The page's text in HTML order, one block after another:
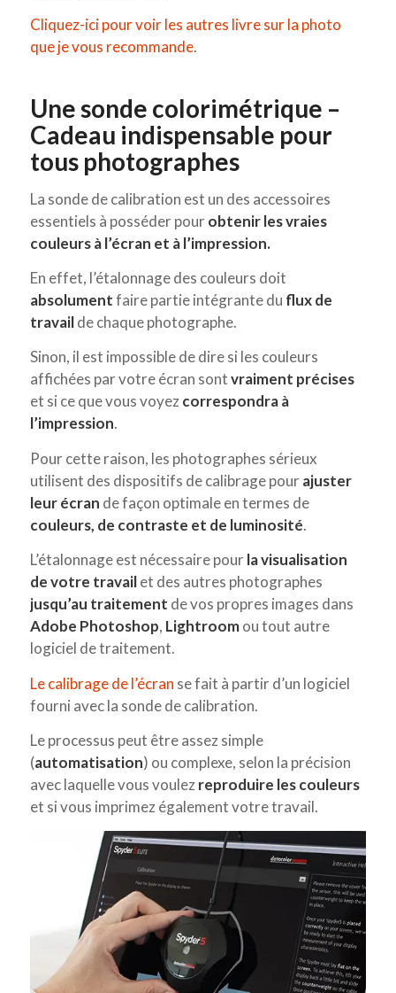
Cliquez-ici pour voir les autres livre sur la photo
que je vous recommande.
Une sonde colorimétrique –
Cadeau indispensable pour
tous photographes
La sonde de calibration est un des accessoires
essentiels à posséder pourobtenir les vraies
couleurs à l’écran et à l’impression.
En effet, l’étalonnage des couleurs doit
absolumentfaire partie intégrante du flux de
travailde chaque photographe.
Sinon, il est impossible de dire si les couleurs
affichées par votre écran sontvraiment précises
et si ce que vous voyezcorrespondra à
l’impression.
Pour cette raison, les photographes sérieux
utilisent des dispositifs de calibrage pourajuster
leur écran de façon optimale en termes de
couleurs, de contraste et de luminosité.
L’étalonnage est nécessaire pourla visualisation
de votre travailet des autres photographes
jusqu’au traitement de vos propres images dans
Adobe Photoshop, Lightroomou tout autre
logiciel de traitement.
Le calibrage de l’écran se fait à partir d’un logiciel
fourni avec la sonde de calibration.
Le processus peut être assez simple
(automatisation) ou complexe, selon la précision
avec laquelle vous voulezreproduire les couleurs
et si vous imprimez également votre travail.